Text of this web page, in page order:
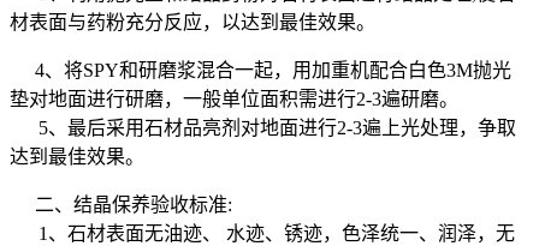
材表面与药粉充分反应，以达到最佳效果。
4、将SPY和研磨浆混合一起，用加重机配合白色3M抛光
垫对地面进行研磨，一般单位面积需进行2-3遍研磨。
5、最后采用石材品亮剂对地面进行2-3遍上光处理，争取
达到最佳效果。
二、结晶保养验收标准:
1 、石材表面无油迹、
水迹、锈迹，色泽统一、润泽，无